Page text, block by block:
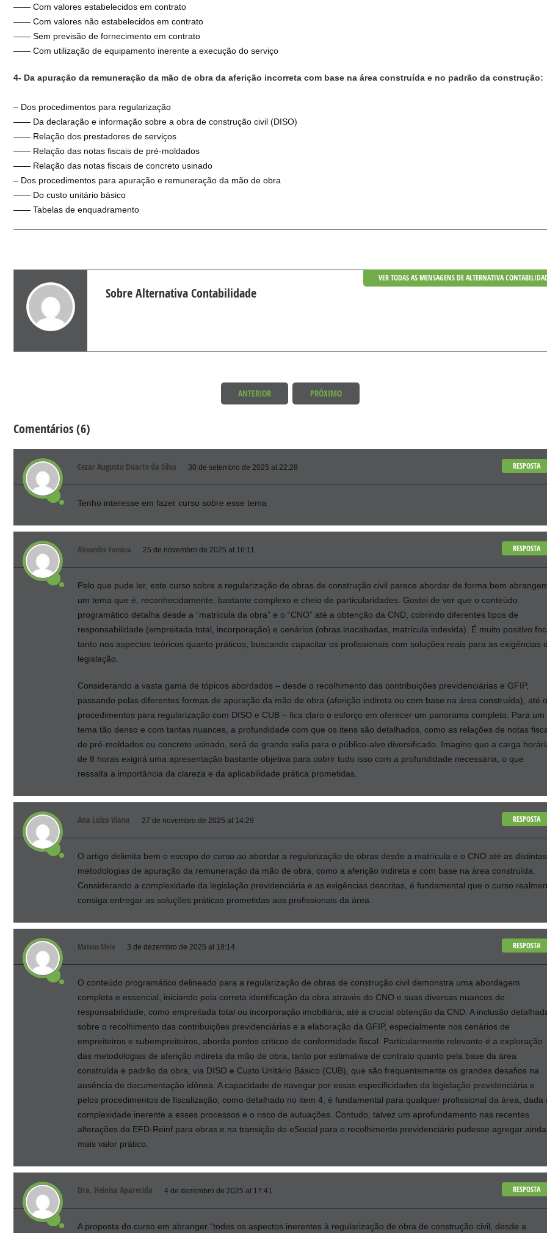
—— Com valores estabelecidos em contrato
—— Com valores não estabelecidos em contrato
—— Sem previsão de fornecimento em contrato
—— Com utilização de equipamento inerente a execução do serviço
4- Da apuração da remuneração da mão de obra da aferição incorreta com base na área construída e no padrão da construção:
– Dos procedimentos para regularização
—— Da declaração e informação sobre a obra de construção civil (DISO)
—— Relação dos prestadores de serviços
—— Relação das notas fiscais de pré-moldados
—— Relação das notas fiscais de concreto usinado
– Dos procedimentos para apuração e remuneração da mão de obra
—— Do custo unitário básico
—— Tabelas de enquadramento
Sobre Alternativa Contabilidade
VER TODAS AS MENSAGENS DE ALTERNATIVA
ANTERIOR PRÓXIMO
Comentários (6)
Cezar Augusto Duarte da Silva 30 de setembro de 2025 at 22:28 RESPOSTA
Tenho interesse em fazer curso sobre esse tema
Alexandre Fonseca 25 de novembro de 2025 at 16:11 RESPOSTA
Pelo que pude ler, este curso sobre a regularização de obras de construção civil parece abordar de forma bem
um tema que é, reconhecidamente, bastante complexo e cheio de particularidades. Gostei de ver que o conteúdo
programático detalha desde a “matrícula da obra” e o “CNO” até a obtenção da CND, cobrindo diferentes tipos de
responsabilidade (empreitada total, incorporação) e cenários (obras inacabadas, matrícula indevida). É muito positivo
tanto nos aspectos teóricos quanto práticos, buscando capacitar os profissionais com soluções reais para as exigências
legislação.
Considerando a vasta gama de tópicos abordados – desde o recolhimento das contribuições previdenciárias e GFIP,
passando pelas diferentes formas de apuração da mão de obra (aferição indireta ou com base na área construída), até
procedimentos para regularização com DISO e CUB – fica claro o esforço em oferecer um panorama completo. Para um
tema tão denso e com tantas nuances, a profundidade com que os itens são detalhados, como as relações de notas
de pré-moldados ou concreto usinado, será de grande valia para o público-alvo diversificado. Imagino que a carga
de 8 horas exigirá uma apresentação bastante objetiva para cobrir tudo isso com a profundidade necessária, o que
ressalta a importância da clareza e da aplicabilidade prática prometidas.
Ana Luiza Viana 27 de novembro de 2025 at 14:29 RESPOSTA
O artigo delimita bem o escopo do curso ao abordar a regularização de obras desde a matrícula e o CNO até as distintas
metodologias de apuração da remuneração da mão de obra, como a aferição indireta e com base na área construída.
Considerando a complexidade da legislação previdenciária e as exigências descritas, é fundamental que o curso
consiga entregar as soluções práticas prometidas aos profissionais da área.
Mateus Melo 3 de dezembro de 2025 at 18:14 RESPOSTA
O conteúdo programático delineado para a regularização de obras de construção civil demonstra uma abordagem
completa e essencial, iniciando pela correta identificação da obra através do CNO e suas diversas nuances de
responsabilidade, como empreitada total ou incorporação imobiliária, até a crucial obtenção da CND. A inclusão
sobre o recolhimento das contribuições previdenciárias e a elaboração da GFIP, especialmente nos cenários de
empreiteiros e subempreiteiros, aborda pontos críticos de conformidade fiscal. Particularmente relevante é a exploração
das metodologias de aferição indireta da mão de obra, tanto por estimativa de contrato quanto pela base da área
construída e padrão da obra, via DISO e Custo Unitário Básico (CUB), que são frequentemente os grandes desafios na
ausência de documentação idônea. A capacidade de navegar por essas especificidades da legislação previdenciária e
pelos procedimentos de fiscalização, como detalhado no item 4, é fundamental para qualquer profissional da área, dada
complexidade inerente a esses processos e o risco de autuações. Contudo, talvez um aprofundamento nas recentes
alterações da EFD-Reinf para obras e na transição do eSocial para o recolhimento previdenciário pudesse agregar ainda
mais valor prático.
Dra. Heloísa Aparecida 4 de dezembro de 2025 at 17:41 RESPOSTA
A proposta do curso em abranger “todos os aspectos inerentes à regularização de obra de construção civil, desde a